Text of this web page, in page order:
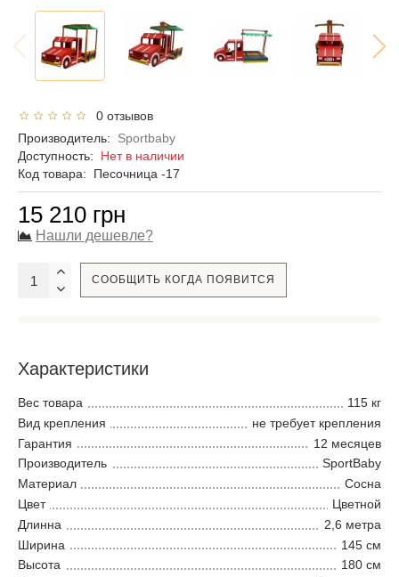
0 отзывов
Производитель:
Sportbaby
Доступность: Нет в наличии
Код товара:
Песочница -17
15 210 грн
Нашли дешевле?
СООБЩИТЬ КОГДА ПОЯВИТСЯ
Характеристики
Вес товара
115 кг
Вид крепления
не требует крепления
Гарантия
12 месяцев
Производитель
SportBaby
Материал
Сосна
Цвет
Цветной
Длинна
2,6 метра
Ширина
145 см
Высота
180 см